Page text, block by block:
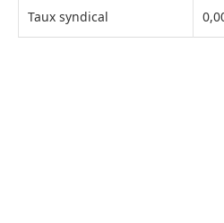
Taux syndical